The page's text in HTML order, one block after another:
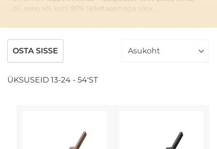
õli, seep või kuni 90% läiketasemega värv.
Vonsild teeb koostööd mitmete rahvusvaheliselt tuntud
disainerite ja disainifirmadega nii Skandinaaviast kui ka
mujalt maailmast nagu näiteks Adam Lawsiga
Austraaliast, Hans Sandgren Jakobseniga Taanist,
vastu on aidanud neil luua unikaalse käepidemete ja
vaid ka mängivad olulist rolli tervikliku disainielamuse
loomise juures. Nad on nagu kaunis maal või nagu
ÜKSUSEID 13-24 - 54'ST
OSTA SISSE